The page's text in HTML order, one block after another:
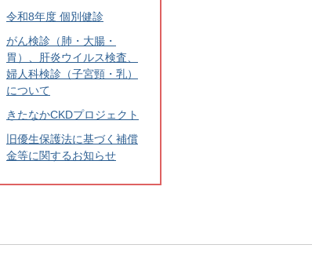
令和8年度 個別健診
がん検診（肺・大腸・
胃）、肝炎ウイルス検査、
婦人科検診（子宮頸・乳）
について
きたなかCKDプロジェクト
旧優生保護法に基づく補償
金等に関するお知らせ